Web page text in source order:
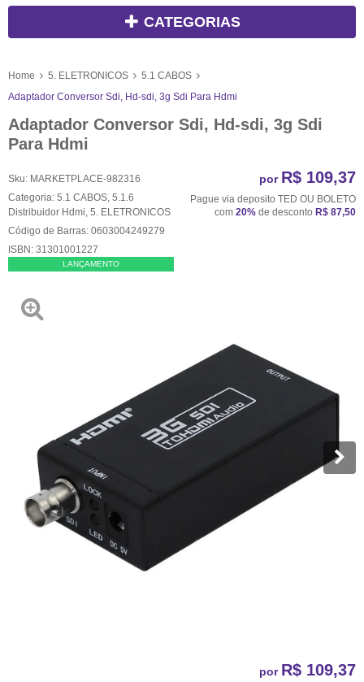
CATEGORIAS
Home 5. ELETRONICOS
5.1 CABOS
Adaptador Conversor Sdi, Hd-sdi, 3g Sdi Para Hdmi
Adaptador Conversor Sdi, Hd-sdi, 3g Sdi
Para Hdmi
Sku: MARKETPLACE-982316
Categoria: 5.1 CABOS 5.1.6
Distribuidor Hdmi 5. ELETRONICOS
Código de Barras: 0603004249279
ISBN: 31301001227
LANÇAMENTO
por R$ 109,37
Pague via deposito TED OU BOLETO
com 20% de desconto R$ 87,50
por R$ 109,37